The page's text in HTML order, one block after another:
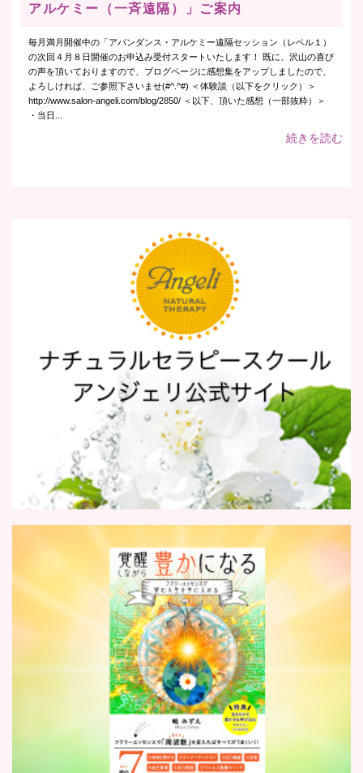
アルケミー（一斉遠隔）」ご案内
毎月満月開催中の「アバンダンス・アルケミー遠隔セッション（レベル１）
の次回４月８日開催のお申込み受付スタートいたします！ 既に、沢山の喜び
の声を頂いておりますので、ブログページに感想集をアップしましたので、
よろしければ、ご参照下さいませ(#^.^#) ＜体験談（以下をクリック）＞
http://www.salon-angeli.com/blog/2850/ ＜以下、頂いた感想（一部抜粋）＞
・当日...
続きを読む